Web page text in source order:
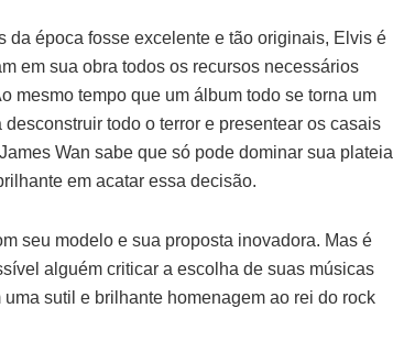
da época fosse excelente e tão originais, Elvis é
em sua obra todos os recursos necessários
mesmo tempo que um álbum todo se torna um
todo o terror e presentear os casais
Wan sabe que só pode dominar sua plateia
em acatar essa decisão.
seu modelo e sua proposta inovadora. Mas é
alguém criticar a escolha de suas músicas
sutil e brilhante homenagem ao rei do rock